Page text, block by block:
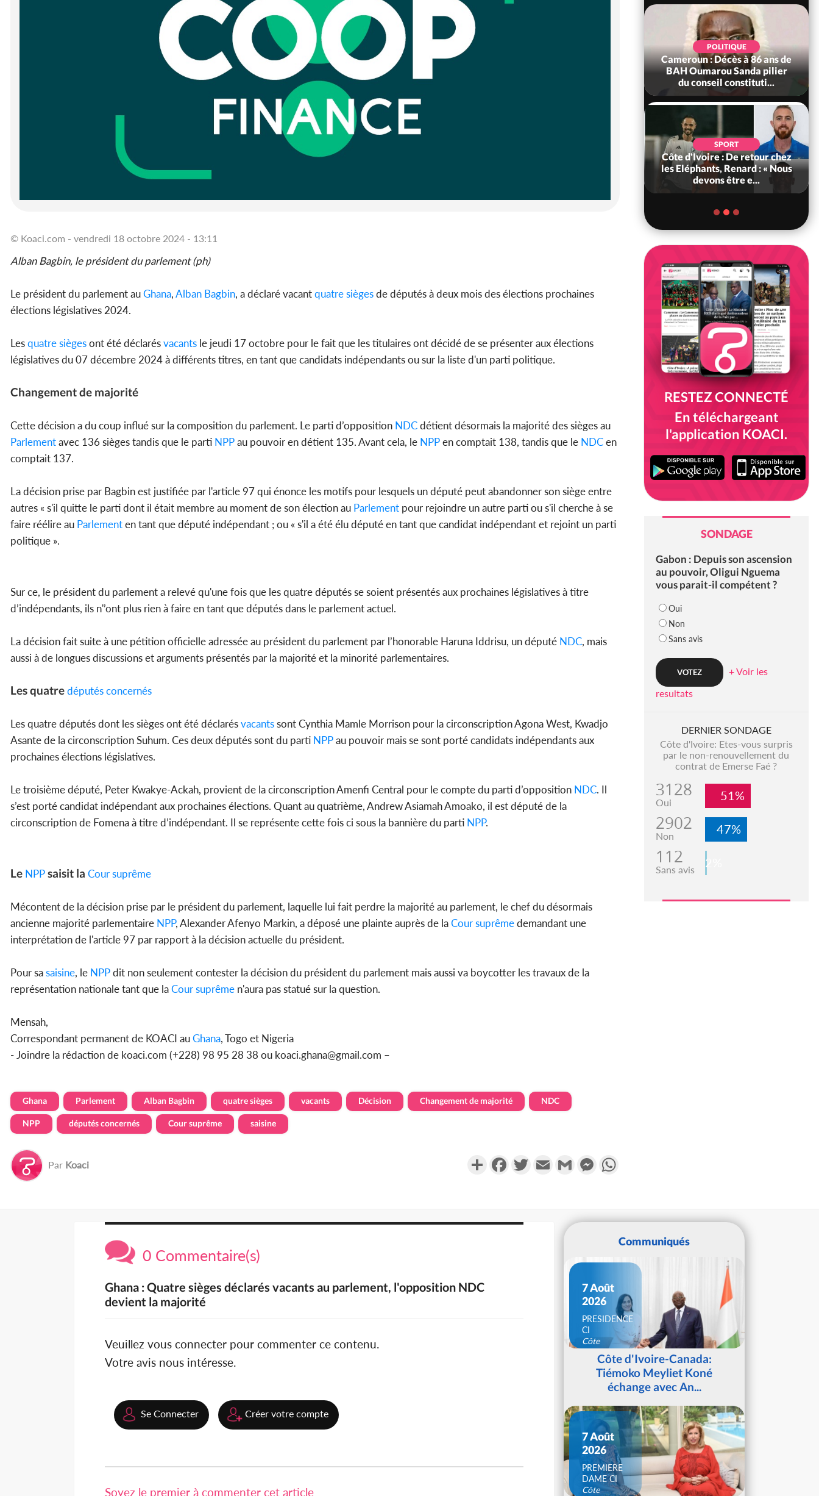
© Koaci.com - vendredi 18 octobre 2024 - 13:11
Alban Bagbin, le président du parlement (ph)
Le président du parlement auGhana,Alban Bagbin, a déclaré vacantquatre siègesde députés à deux mois des élections prochaines
élections législatives 2024.
Lesquatre siègesont été déclarésvacants le jeudi 17 octobre pour le fait que les titulaires ont décidé de se présenter aux élections
législatives du 07 décembre 2024 à différents titres, en tant que candidats indépendants ou sur la liste d'un parti politique.
Changement de majorité
Cette décision a du coup influé sur la composition du parlement. Le parti d’opposition NDCdétient désormais la majorité des sièges au
Parlementavec 136 sièges tandis que le parti NPPau pouvoir en détient 135. Avant cela, le NPPen comptait 138, tandis que le NDCen
comptait 137.
La décision prise par Bagbin est justifiée par l'article 97 qui énonce les motifs pour lesquels un député peut abandonner son siège entre
autres « s'il quitte le parti dont il était membre au moment de son élection au Parlement pour rejoindre un autre parti ou s'il cherche à se
faire réélire au Parlementen tant que député indépendant ; ou « s'il a été élu député en tant que candidat indépendant et rejoint un parti
politique ».
Sur ce, le président du parlement a relevé qu'une fois que les quatre députés se soient présentés aux prochaines législatives à titre
d’indépendants, ils n'’ont plus rien à faire en tant que députés dans le parlement actuel.
La décision fait suite à une pétition officielle adressée au président du parlement par l’honorable Haruna Iddrisu, un député NDC, mais
aussi à de longues discussions et arguments présentés par la majorité et la minorité parlementaires.
Les quatredéputés concernés
Les quatre députés dont les sièges ont été déclarésvacantssont Cynthia Mamle Morrison pour la circonscription Agona West, Kwadjo
Asante de la circonscription Suhum. Ces deux députés sont du parti NPPau pouvoir mais se sont porté candidats indépendants aux
prochaines élections législatives.
Le troisième député, Peter Kwakye-Ackah, provient de la circonscription Amenfi Central pour le compte du parti d’opposition NDC. Il
s’est porté candidat indépendant aux prochaines élections. Quant au quatrième, Andrew Asiamah Amoako, il est député de la
circonscription de Fomena à titre d’indépendant. Il se représente cette fois ci sous la bannière du parti NPP.
Le NPPsaisit la Cour suprême
Mécontent de la décision prise par le président du parlement, laquelle lui fait perdre la majorité au parlement, le chef du désormais
ancienne majorité parlementaire NPP, Alexander Afenyo Markin, a déposé une plainte auprès de laCour suprêmedemandant une
interprétation de l'article 97 par rapport à la décision actuelle du président.
Pour sasaisine, le NPPdit non seulement contester la décision du président du parlement mais aussi va boycotter les travaux de la
représentation nationale tant que laCour suprême n'aura pas statué sur la question.
Mensah,
Correspondant permanent de KOACI auGhana, Togo et Nigeria
- Joindre la rédaction de koaci.com (+228) 98 95 28 38 ou koaci.ghana@gmail.com –
Ghana Parlement Alban Bagbin quatre sièges vacants Décision Changement de majorité NDC
NPP députés concernés Cour suprême saisine
Par Koaci PartagerFacebookTwitterEmail Gmail Messenger
POLITIQUE
Cameroun : Décès à 86 ans de
BAH Oumarou Sanda pilier
du conseil constituti...
SPORT
Côte d'Ivoire : De retour chez
les Eléphants, Renard : « Nous
devons être e...
RESTEZ CONNECTÉ
En téléchargeant
l'application KOACI.
SONDAGE
Gabon : Depuis son ascension
au pouvoir, Oligui Nguema
vous parait-il compétent ?
Oui
Non
Sans avis
+ Voir les
resultats
DERNIER SONDAGE
Côte d'Ivoire: Etes-vous surpris
par le non-renouvellement du
contrat de Emerse Faé ?
3128
Oui 51%
2902
Non 47%
112
Sans avis 2%
0 Commentaire(s)
Ghana : Quatre sièges déclarés vacants au parlement, l'opposition NDC
devient la majorité
Veuillez vous connecter pour commenter ce contenu.
Votre avis nous intéresse.
Se Connecter Créer votre compte
Soyez le premier à commenter cet article
Communiqués
7 Août
2026
PRESIDENCE
CI
Côte
d'IvoireCôte d'Ivoire-Canada:
Tiémoko Meyliet Koné
échange avec An...
7 Août
2026
PREMIERE
DAME CI
Côte